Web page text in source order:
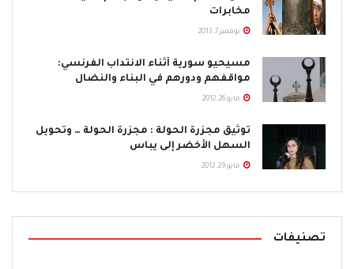
مخابرات
نوفمبر 7, 2013
مسيحيو سورية أثناء الانتداب الفرنسي:
مواقفهم ودورهم في البناء والنضال
مايو 26, 2012
توثيق مجزرة الحولة : مجزرة الحولة … وتحويل
السهل الأخضر إلى يباس
مايو 29, 2012
تصنيفات